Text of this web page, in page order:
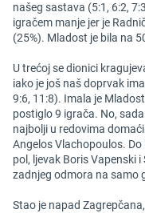
našeg sastava (5:1, 6:2,
igračem manje jer je
(25%). Mladost je bila na
U trećoj se dionici
iako je još naš doprvak
9:6, 11:8). Imala je
postiglo 9 igrača. No,
najbolji u redovima
Angelos Vlachopoulos.
pol, ljevak Boris Vapenski
zadnjeg odmora na samo
Stao je napad